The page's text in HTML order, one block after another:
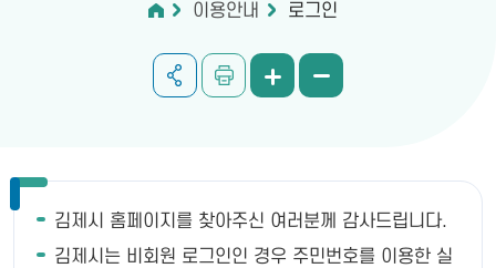
이용안내 로그인
김제시 홈페이지를 찾아주신 여러분께 감사드립니다.
김제시는 비회원 로그인인 경우 주민번호를 이용한 실